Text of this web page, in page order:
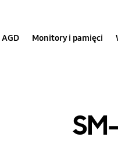
AGD Monitory i pamięci